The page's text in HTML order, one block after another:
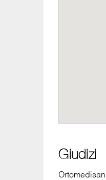
Giudizi